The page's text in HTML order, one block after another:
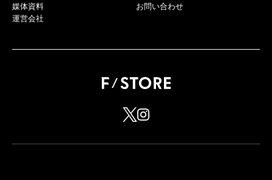
媒体資料
運営会社
お問い合わせ